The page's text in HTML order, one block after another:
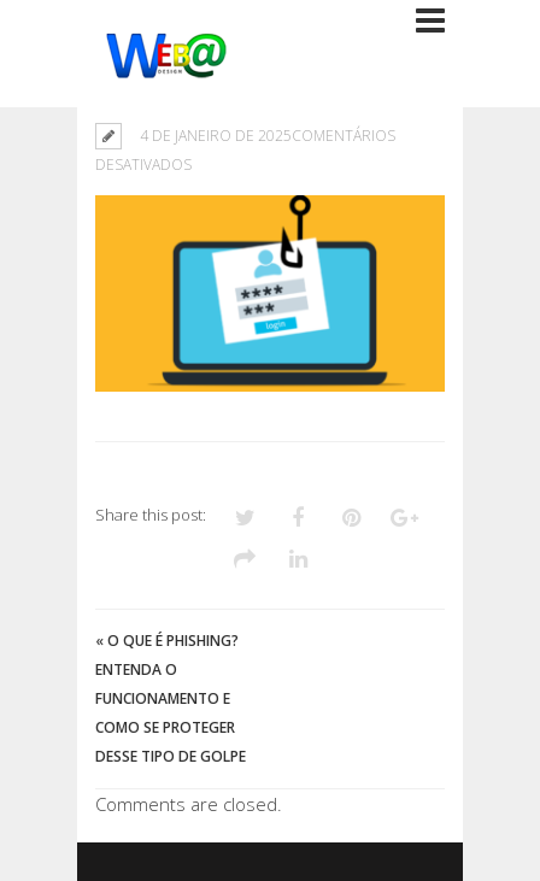
4 DE JANEIRO DE 2025COMENTÁRIOS
DESATIVADOSEM
Share this post:
«O QUE É PHISHING?
ENTENDA O
FUNCIONAMENTO E
COMO SE PROTEGER
DESSE TIPO DE GOLPE
Comments are closed.